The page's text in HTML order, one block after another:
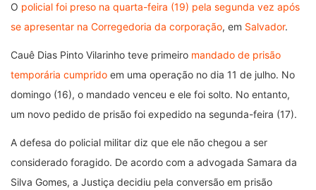
O policial foi preso na quarta-feira (19) pela segunda vez após
se apresentar na Corregedoria da corporação, em Salvador.
Cauê Dias Pinto Vilarinho teve primeiro mandado de prisão
temporária cumprido em uma operação no dia 11 de julho. No
domingo (16), o mandado venceu e ele foi solto. No entanto,
um novo pedido de prisão foi expedido na segunda-feira (17).
A defesa do policial militar diz que ele não chegou a ser
considerado foragido. De acordo com a advogada Samara da
Silva Gomes, a Justiça decidiu pela conversão em prisão